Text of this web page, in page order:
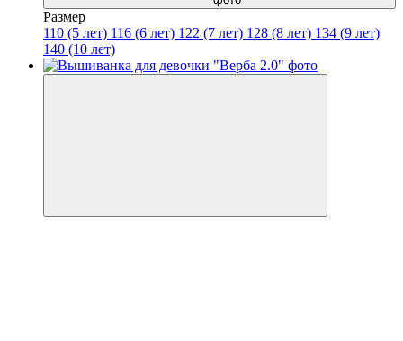
Размер
110 (5 лет) 116 (6 лет) 122 (7 лет) 128 (8 лет) 134 (9 лет)
140 (10 лет)